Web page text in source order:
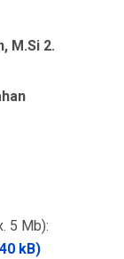
M.Si 2.
5 Mb):
kB)